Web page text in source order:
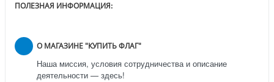
ПОЛЕЗНАЯ ИНФОРМАЦИЯ:
О МАГАЗИНЕ "КУПИТЬ ФЛАГ"
Наша миссия, условия сотрудничества и описание
деятельности — здесь!